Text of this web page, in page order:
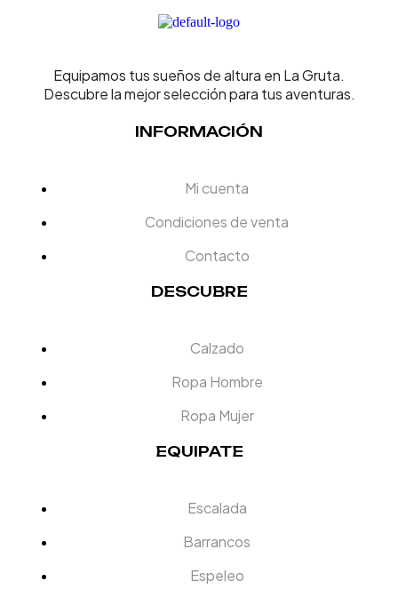
Equipamos tus sueños de altura en La Gruta.
Descubre la mejor selección para tus aventuras.
INFORMACIÓN
Mi cuenta
Condiciones de venta
Contacto
DESCUBRE
Calzado
Ropa Hombre
Ropa Mujer
EQUIPATE
Escalada
Barrancos
Espeleo